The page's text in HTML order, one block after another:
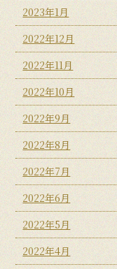
2023年1月
2022年12月
2022年11月
2022年10月
2022年9月
2022年8月
2022年7月
2022年6月
2022年5月
2022年4月